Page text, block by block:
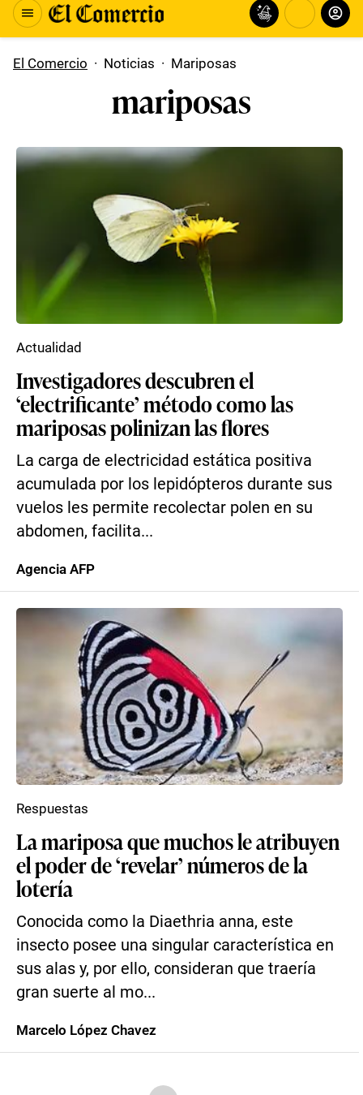
El Comercio · Noticias · Mariposas
mariposas
Investigadores descubren el
‘electrificante’ método como las
mariposas polinizan las flores
La carga de electricidad estática positiva
acumulada por los lepidópteros durante sus
vuelos les permite recolectar polen en su
abdomen, facilita...
Actualidad
Agencia AFP
La mariposa que muchos le atribuyen
el poder de ‘revelar’ números de la
lotería
Conocida como la Diaethria anna, este
insecto posee una singular característica en
sus alas y, por ello, consideran que traería
gran suerte al mo...
Respuestas
Marcelo López Chavez